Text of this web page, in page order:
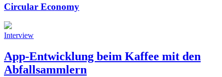
Circular Economy
Interview
App-Entwicklung beim Kaffee mit den
Abfallsammlern